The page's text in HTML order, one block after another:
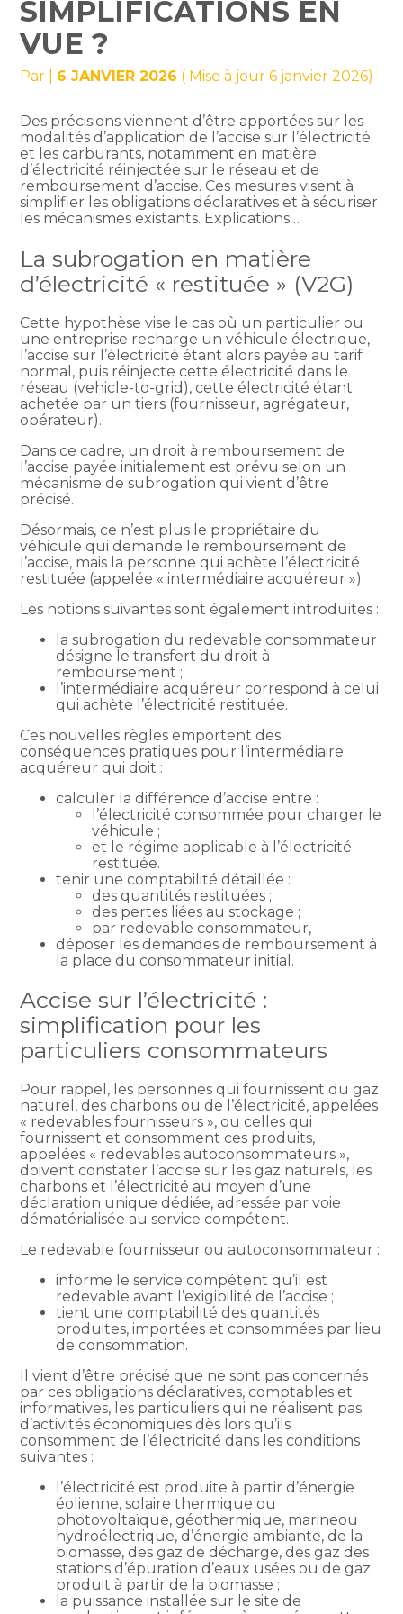
SIMPLIFICATIONS EN
VUE ?
Par 6 JANVIER 2026 ( Mise à jour 6 janvier 2026)
Des précisions viennent d’être apportées sur les
modalités d’application de l’accise sur l’électricité
et les carburants, notamment en matière
d’électricité réinjectée sur le réseau et de
remboursement d’accise. Ces mesures visent à
simplifier les obligations déclaratives et à sécuriser
les mécanismes existants. Explications…
La subrogation en matière
d’électricité « restituée » (V2G)
Cette hypothèse vise le cas où un particulier ou
une entreprise recharge un véhicule électrique,
l’accise sur l’électricité étant alors payée au tarif
normal, puis réinjecte cette électricité dans le
réseau (vehicle-to-grid), cette électricité étant
achetée par un tiers (fournisseur, agrégateur,
opérateur).
Dans ce cadre, un droit à remboursement de
l’accise payée initialement est prévu selon un
mécanisme de subrogation qui vient d’être
précisé.
Désormais, ce n’est plus le propriétaire du
véhicule qui demande le remboursement de
l’accise, mais la personne qui achète l’électricité
restituée (appelée « intermédiaire acquéreur »).
Les notions suivantes sont également introduites :
la subrogation du redevable consommateur
désigne le transfert du droit à
remboursement ;
l’intermédiaire acquéreur correspond à celui
qui achète l’électricité restituée.
Ces nouvelles règles emportent des
conséquences pratiques pour l’intermédiaire
acquéreur qui doit :
calculer la différence d’accise entre :
l’électricité consommée pour charger le
véhicule ;
et le régime applicable à l’électricité
restituée.
tenir une comptabilité détaillée :
des quantités restituées ;
des pertes liées au stockage ;
par redevable consommateur,
déposer les demandes de remboursement à
la place du consommateur initial.
Accise sur l’électricité :
simplification pour les
particuliers consommateurs
Pour rappel, les personnes qui fournissent du gaz
naturel, des charbons ou de l’électricité, appelées
« redevables fournisseurs », ou celles qui
fournissent et consomment ces produits,
appelées « redevables autoconsommateurs »,
doivent constater l’accise sur les gaz naturels, les
charbons et l’électricité au moyen d’une
déclaration unique dédiée, adressée par voie
dématérialisée au service compétent.
Le redevable fournisseur ou autoconsommateur :
informe le service compétent qu’il est
redevable avant l’exigibilité de l’accise ;
tient une comptabilité des quantités
produites, importées et consommées par lieu
de consommation.
Il vient d’être précisé que ne sont pas concernés
par ces obligations déclaratives, comptables et
informatives, les particuliers qui ne réalisent pas
d’activités économiques dès lors qu’ils
consomment de l’électricité dans les conditions
suivantes :
l’électricité est produite à partir d’énergie
éolienne, solaire thermique ou
photovoltaïque, géothermique, marineou
hydroélectrique, d’énergie ambiante, de la
biomasse, des gaz de décharge, des gaz des
stations d’épuration d’eaux usées ou de gaz
produit à partir de la biomasse ;
la puissance installée sur le site de